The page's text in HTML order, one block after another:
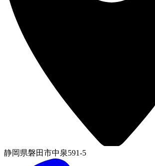
静岡県磐田市中泉591-5